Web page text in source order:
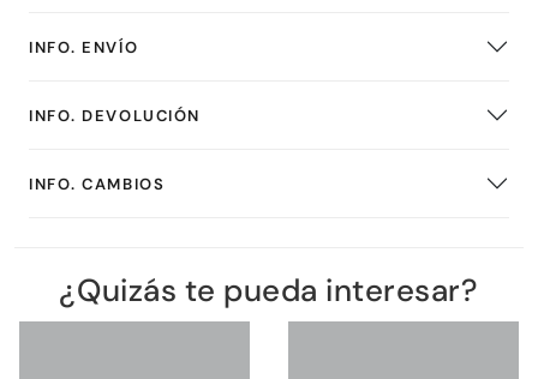
INFO. ENVÍO
INFO. DEVOLUCIÓN
INFO. CAMBIOS
¿Quizás te pueda interesar?